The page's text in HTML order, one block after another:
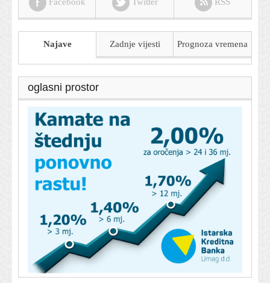
Najave Zadnje vijesti Prognoza vremena
oglasni prostor